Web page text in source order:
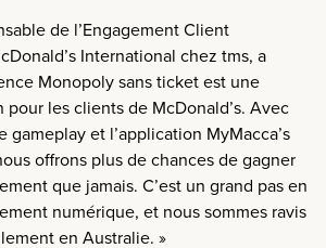
de l’Engagement Client
International chez tms, a
Monopoly sans ticket est une
les clients de McDonald’s. Avec
et l’application MyMacca’s
offrons plus de chances de gagner
que jamais. C’est un grand pas en
numérique, et nous sommes ravis
en Australie. »